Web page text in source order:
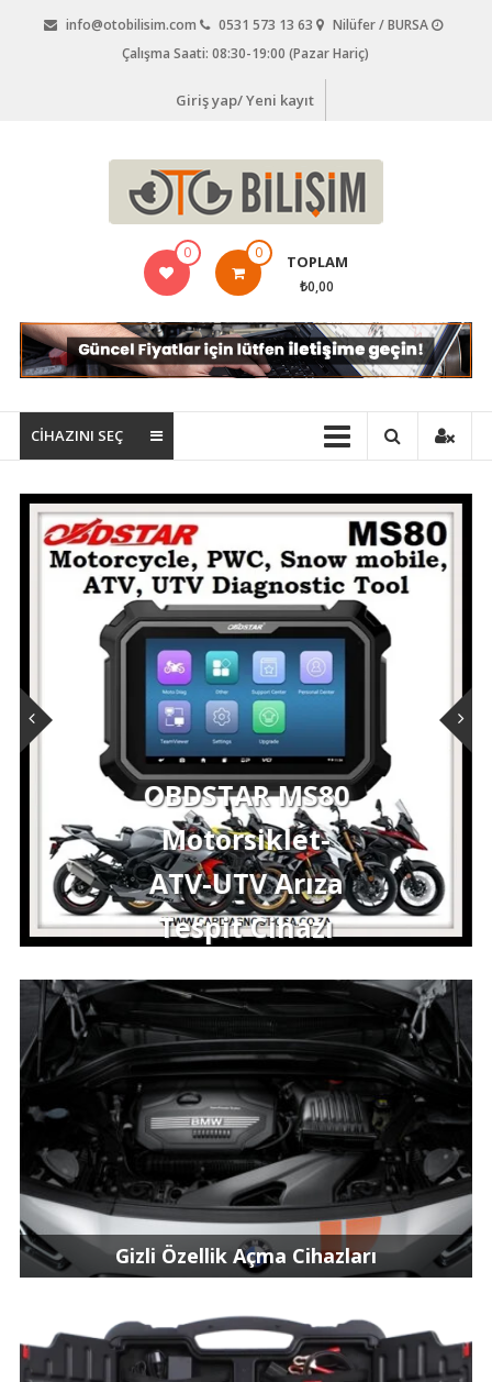
info@otobilisim.com 0531 573 13 63
Nilüfer / BURSA
Çalışma Saati: 08:30-19:00 (Pazar Hariç)
Giriş yap/ Yeni kayıt
Araç
Arıza
Tespit
Cihazları,
Performans
Yazılımları
0 0 TOPLAM
₺0,00
CİHAZINI SEÇ
THINKTOOL
Expert 391
Profesyonel
Araç Arıza
Tespit Cihazı
Sepete Ekle
Gizli Özellik Açma Cihazları